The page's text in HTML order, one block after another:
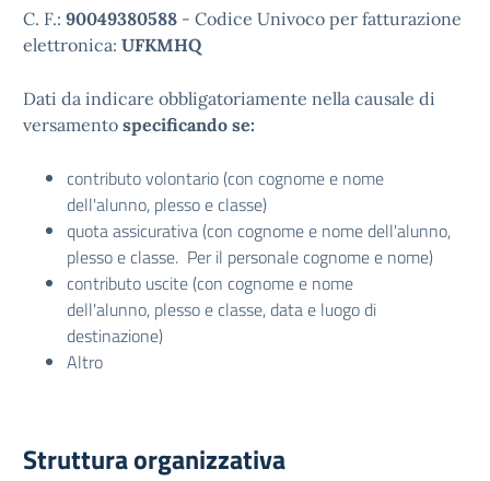
C. F.: 90049380588 - Codice Univoco per fatturazione
elettronica: UFKMHQ
Dati da indicare obbligatoriamente nella causale di
versamento specificando se:
contributo volontario (con cognome e nome
dell'alunno, plesso e classe)
quota assicurativa (con cognome e nome dell'alunno,
plesso e classe. Per il personale cognome e nome)
contributo uscite (con cognome e nome
dell'alunno, plesso e classe, data e luogo di
destinazione)
Altro
Struttura organizzativa